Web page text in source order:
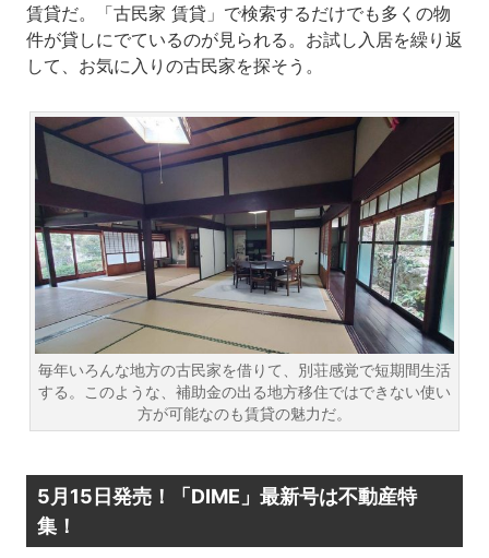
賃貸だ。「古民家 賃貸」で検索するだけでも多くの物
件が貸しにでているのが見られる。お試し入居を繰り返
して、お気に入りの古民家を探そう。
毎年いろんな地方の古民家を借りて、別荘感覚で短期間生活
する。このような、補助金の出る地方移住ではできない使い
方が可能なのも賃貸の魅力だ。
5月15日発売！「DIME」最新号は不動産特
集！